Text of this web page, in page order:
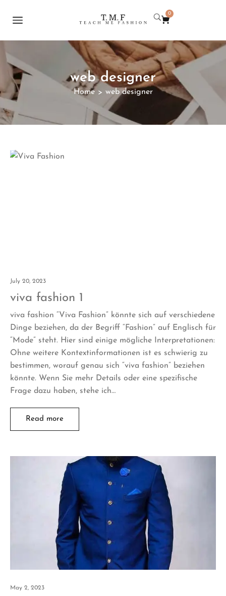
0
web designer
Home > web designer
July 20, 2023
viva fashion 1
viva fashion “Viva Fashion” könnte sich auf verschiedene
Dinge beziehen, da der Begriff “Fashion” auf Englisch für
“Mode” steht. Hier sind einige mögliche Interpretationen:
Ohne weitere Kontextinformationen ist es schwierig zu
bestimmen, worauf genau sich “viva fashion” beziehen
könnte. Wenn Sie mehr Details oder eine spezifische
Frage dazu haben, stehe ich…
Read more
May 2, 2023